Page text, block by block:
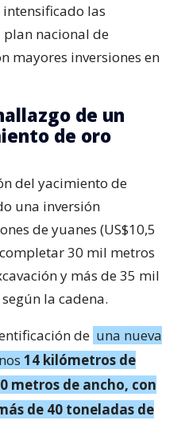
las
nacional de
mayores inversiones en
de un
de oro
del yacimiento de
una inversión
de yuanes (US$10,5
30 mil metros
y más de 35 mil
la cadena.
de una nueva
14 kilómetros de
metros de ancho, con
de 40 toneladas de